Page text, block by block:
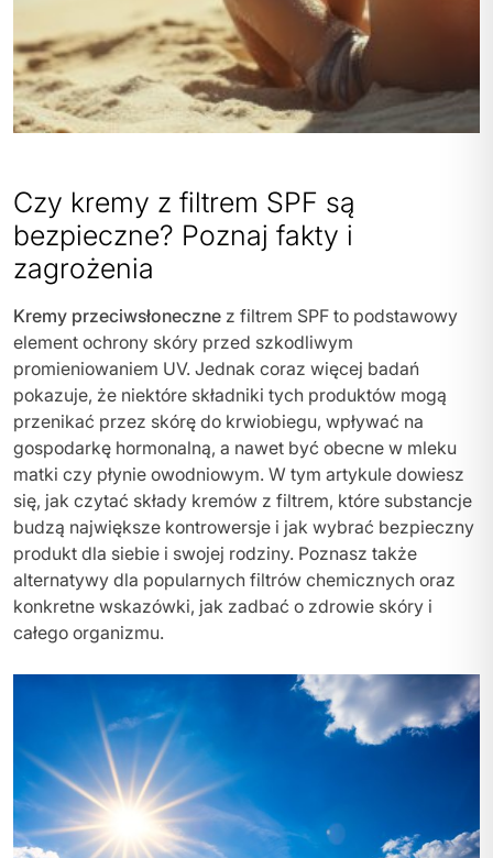
Czy kremy z filtrem SPF są
bezpieczne? Poznaj fakty i
zagrożenia
Kremy przeciwsłoneczne z filtrem SPF to podstawowy
element ochrony skóry przed szkodliwym
promieniowaniem UV. Jednak coraz więcej badań
pokazuje, że niektóre składniki tych produktów mogą
przenikać przez skórę do krwiobiegu, wpływać na
gospodarkę hormonalną, a nawet być obecne w mleku
matki czy płynie owodniowym. W tym artykule dowiesz
się, jak czytać składy kremów z filtrem, które substancje
budzą największe kontrowersje i jak wybrać bezpieczny
produkt dla siebie i swojej rodziny. Poznasz także
alternatywy dla popularnych filtrów chemicznych oraz
konkretne wskazówki, jak zadbać o zdrowie skóry i
całego organizmu.